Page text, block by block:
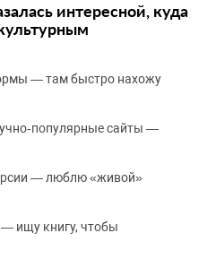
интересной, куда
— там быстро нахожу
сайты —
— люблю «живой»
ищу книгу, чтобы